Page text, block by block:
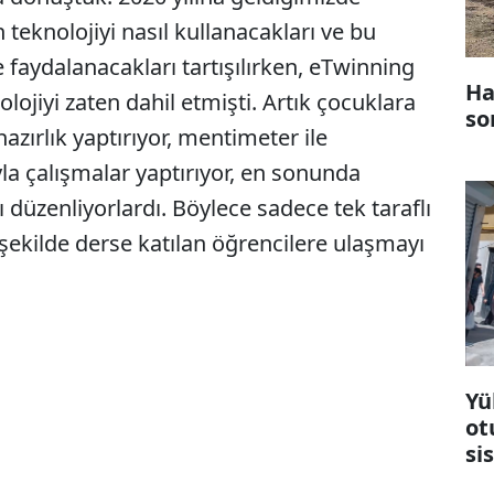
nasıl kullanacakları ve bu
tartışılırken, eTwinning
zaten dahil etmişti. Artık çocuklara
yaptırıyor, mentimeter ile
çalışmalar yaptırıyor, en sonunda
Böylece sadece tek taraflı
derse katılan öğrencilere ulaşmayı